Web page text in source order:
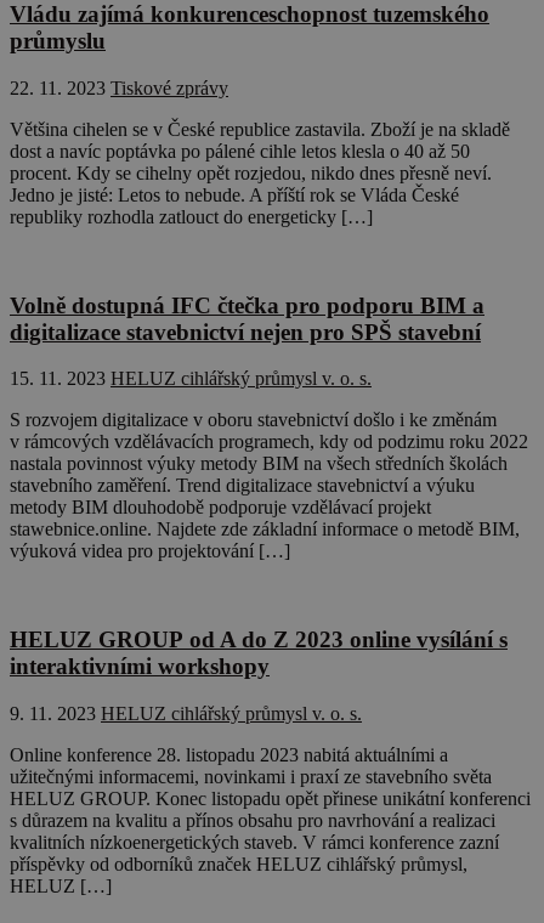
Vládu zajímá konkurenceschopnost tuzemského
průmyslu
22. 11. 2023 Tiskové zprávy
Většina cihelen se v České republice zastavila. Zboží je na skladě
dost a navíc poptávka po pálené cihle letos klesla o 40 až 50
procent. Kdy se cihelny opět rozjedou, nikdo dnes přesně neví.
Jedno je jisté: Letos to nebude. A příští rok se Vláda České
republiky rozhodla zatlouct do energeticky […]
Volně dostupná IFC čtečka pro podporu BIM a
digitalizace stavebnictví nejen pro SPŠ stavební
15. 11. 2023 HELUZ cihlářský průmysl v. o. s.
S rozvojem digitalizace v oboru stavebnictví došlo i ke změnám
v rámcových vzdělávacích programech, kdy od podzimu roku 2022
nastala povinnost výuky metody BIM na všech středních školách
stavebního zaměření. Trend digitalizace stavebnictví a výuku
metody BIM dlouhodobě podporuje vzdělávací projekt
stawebnice.online. Najdete zde základní informace o metodě BIM,
výuková videa pro projektování […]
HELUZ GROUP od A do Z 2023 online vysílání s
interaktivními workshopy
9. 11. 2023 HELUZ cihlářský průmysl v. o. s.
Online konference 28. listopadu 2023 nabitá aktuálními a
užitečnými informacemi, novinkami i praxí ze stavebního světa
HELUZ GROUP. Konec listopadu opět přinese unikátní konferenci
s důrazem na kvalitu a přínos obsahu pro navrhování a realizaci
kvalitních nízkoenergetických staveb. V rámci konference zazní
příspěvky od odborníků značek HELUZ cihlářský průmysl,
HELUZ […]